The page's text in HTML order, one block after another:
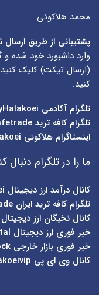
محمد هلاکوئی
پشتیبانی از طریق
وارد داشبورد خود شده و
(ارسال تیکت) کلیک
کنید.
تلگرام آکادمی
تلگرام کافه ترید
اینستاگرام هلاکوئی
ما را در تلگرام دنبال
کانال درآمد ارز دیجیتال
تلگرام کافه ترید ایران
کانال نخبگان ارز دیجیتال
خبر فوری ارز دیجیتال
خبر فوری بازار خارجی
کانال وی ای پی